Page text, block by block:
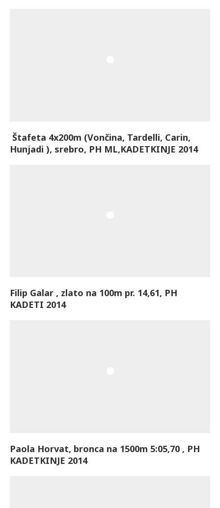
Štafeta 4x200m (Vončina, Tardelli, Carin,
Hunjadi ), srebro, PH ML,KADETKINJE 2014
Filip Galar , zlato na 100m pr. 14,61, PH
KADETI 2014
Paola Horvat, bronca na 1500m 5:05,70 , PH
KADETKINJE 2014